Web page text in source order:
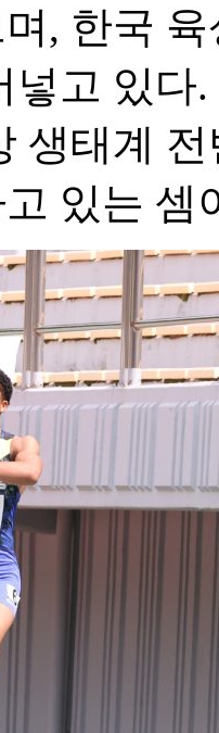
, 한국
넣고 있다
생태계
있는 셈